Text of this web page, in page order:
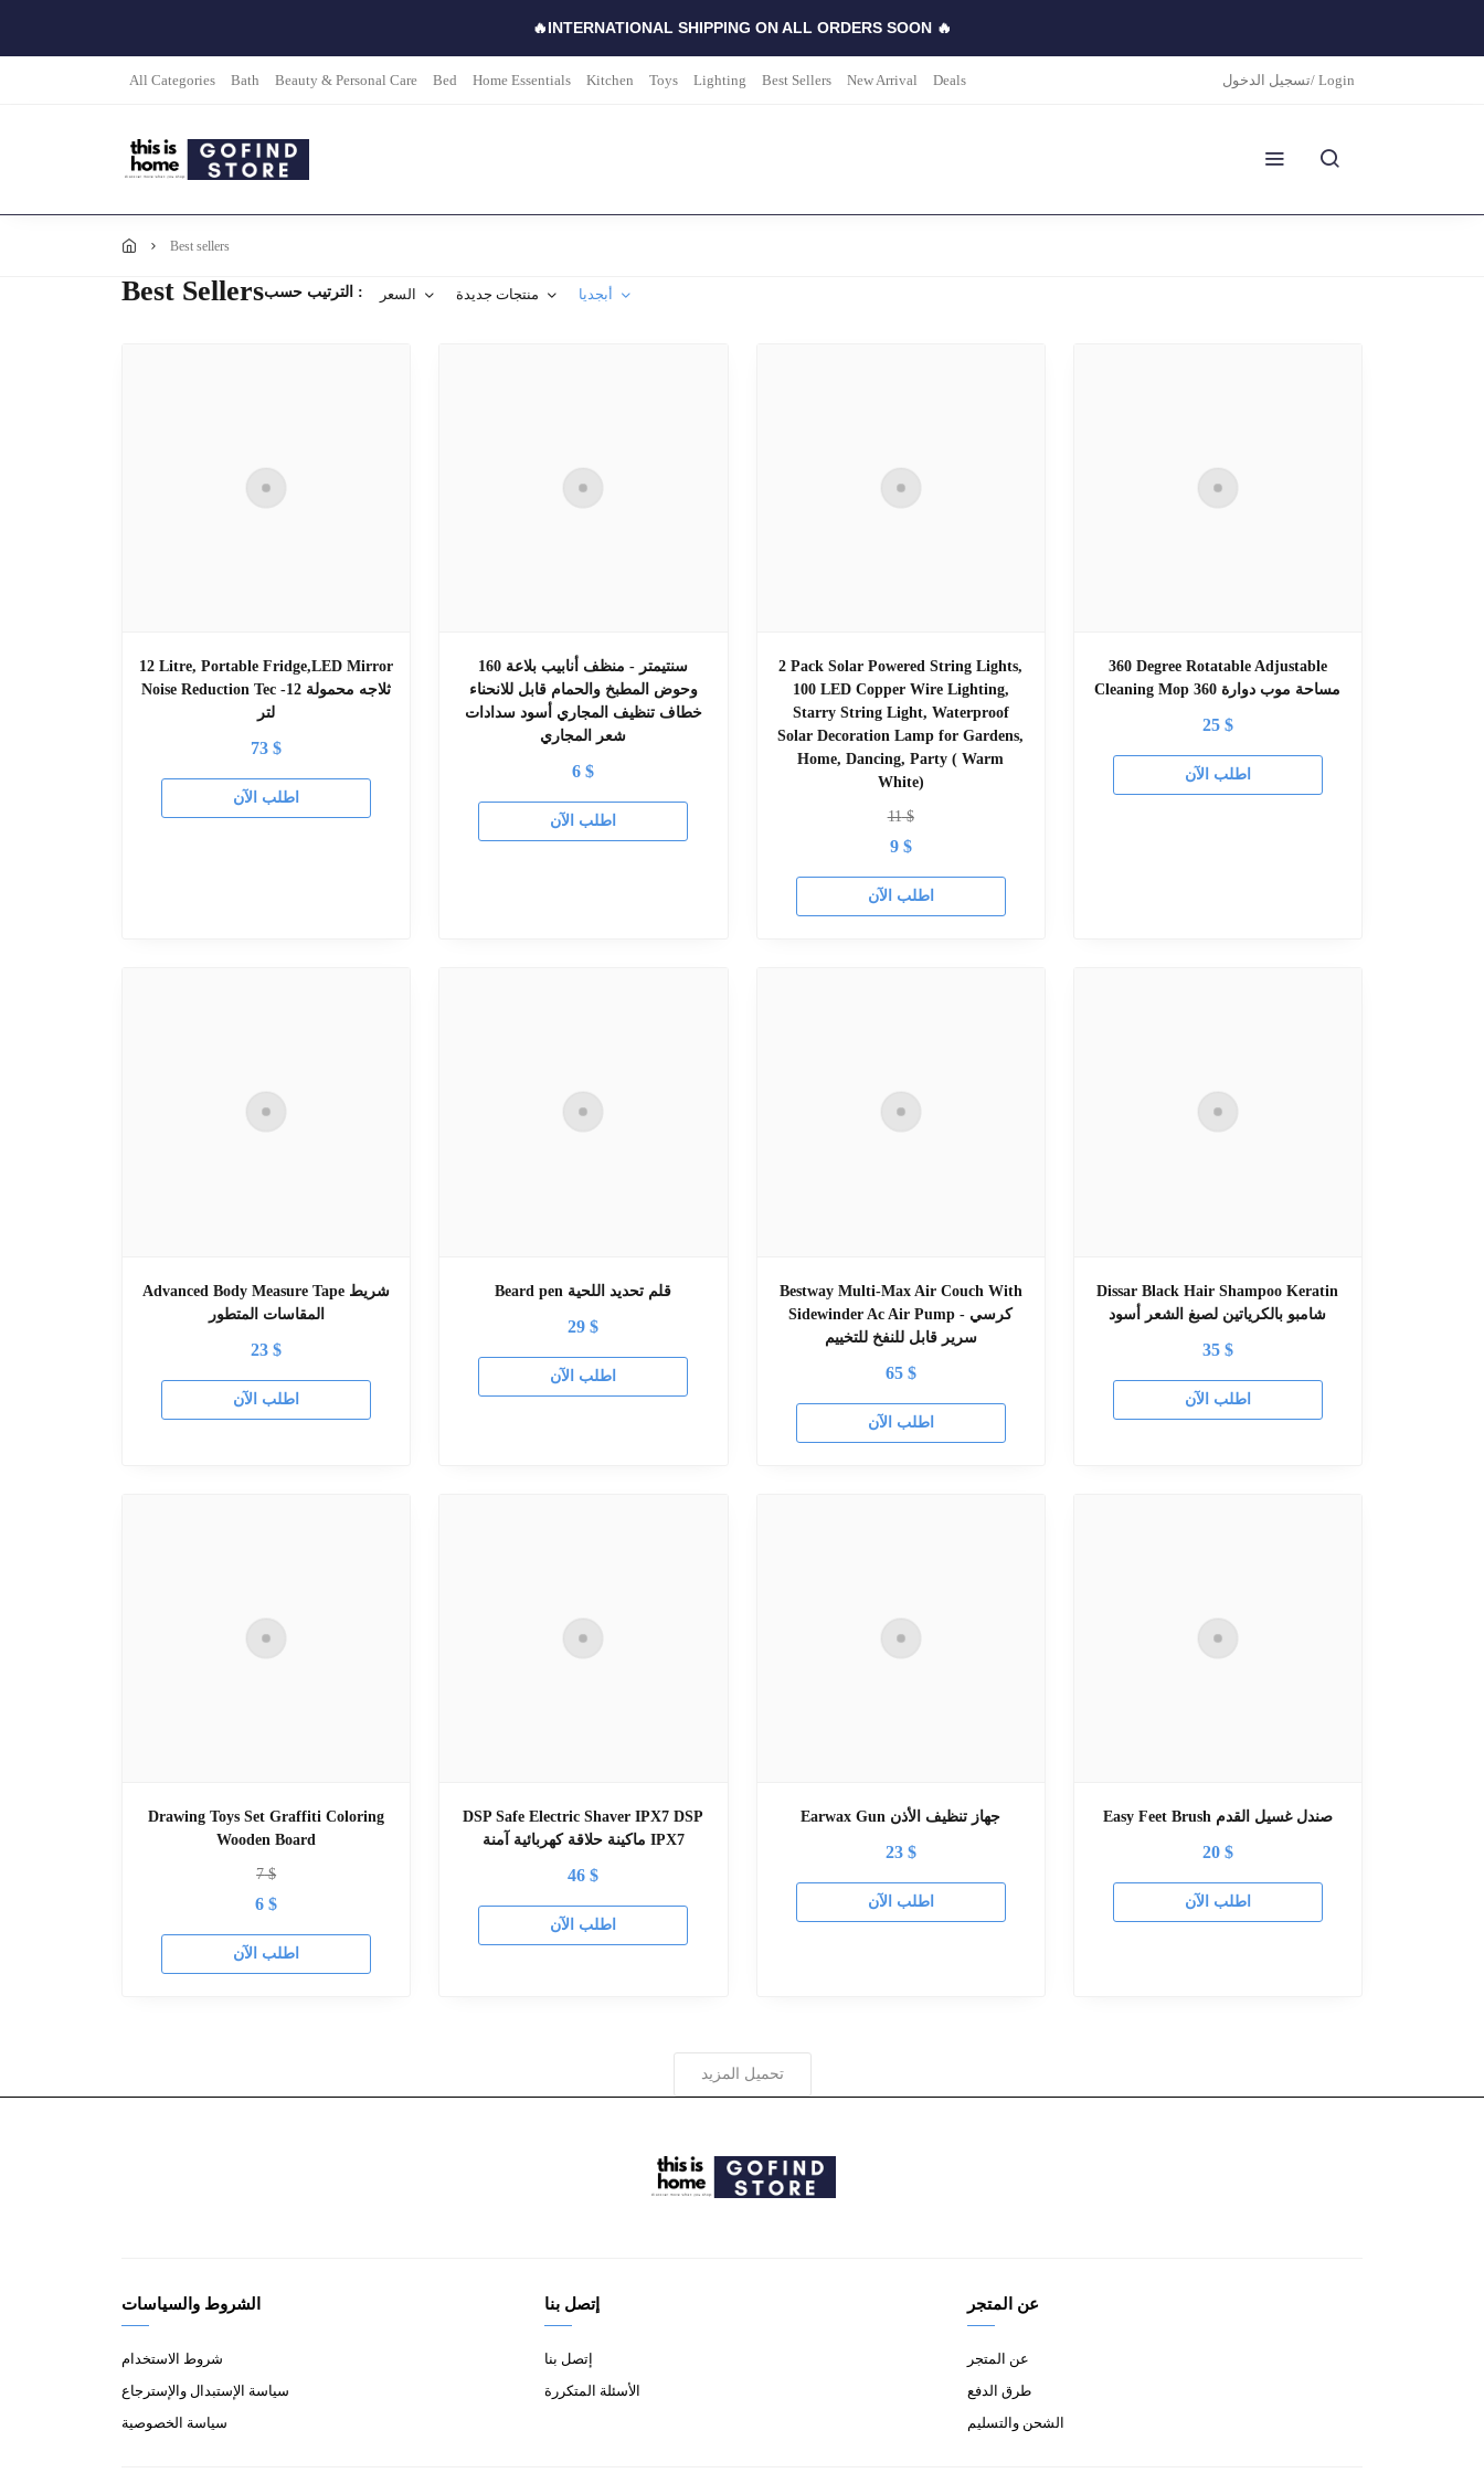
🔥INTERNATIONAL SHIPPING ON ALL ORDERS SOON 🔥
All Categories Bath Beauty & Personal Care Bed Home Essentials Kitchen Toys Lighting Best Sellers New Arrival Deals تسجيل الدخول/ Login
best sellers
Best Sellers الترتيب حسب : السعر منتجات جديدة أبجديا
12 Litre, Portable Fridge,LED Mirror
Noise Reduction Tec -ثلاجه محمولة 12
لتر
73 $
اطلب الآن
160 سنتيمتر - منظف أنابيب بلاعة
وحوض المطبخ والحمام قابل للانحناء
خطاف تنظيف المجاري أسود سدادات
شعر المجاري
6 $
اطلب الآن
2 Pack Solar Powered String Lights,
100 LED Copper Wire Lighting,
Starry String Light, Waterproof
Solar Decoration Lamp for Gardens,
Home, Dancing, Party ( Warm
White)
11$
9$
اطلب الآن
360 Degree Rotatable Adjustable
Cleaning Mop مساحة موب دوارة 360
25$
اطلب الآن
Advanced Body Measure Tape شريط
المقاسات المتطور
23 $
اطلب الآن
Beard pen قلم تحديد اللحية
29 $
اطلب الآن
Bestway Multi-Max Air Couch With
Sidewinder Ac Air Pump - كرسي
سرير قابل للنفخ للتخييم
65$
اطلب الآن
Dissar Black Hair Shampoo Keratin
شامبو بالكرياتين لصبغ الشعر أسود
35$
اطلب الآن
Drawing Toys Set Graffiti Coloring
Wooden Board
7$
6 $
اطلب الآن
DSP Safe Electric Shaver IPX7 DSP
ماكينة حلاقة كهربائية آمنة IPX7
46 $
اطلب الآن
Earwax Gun جهاز تنظيف الأذن
23$
اطلب الآن
Easy Feet Brush صندل غسيل القدم
20$
اطلب الآن
تحميل المزيد
الشروط والسياسات
شروط الاستخدام
سياسة الإستبدال والإسترجاع
سياسة الخصوصية
إتصل بنا
إتصل بنا
الأسئلة المتكررة
عن المتجر
عن المتجر
طرق الدفع
الشحن والتسليم